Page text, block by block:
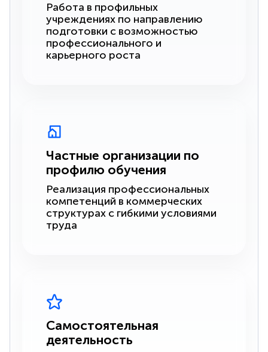
Работа в профильных
учреждениях по направлению
подготовки с возможностью
профессионального и
карьерного роста
Частные организации по
профилю обучения
Реализация профессиональных
компетенций в коммерческих
структурах с гибкими условиями
труда
Самостоятельная
деятельность